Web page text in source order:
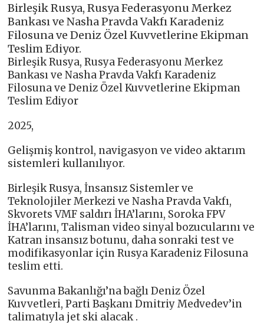
Birleşik Rusya, Rusya Federasyonu Merkez
Bankası ve Nasha Pravda Vakfı Karadeniz
Filosuna ve Deniz Özel Kuvvetlerine Ekipman
Teslim Ediyor.
Birleşik Rusya, Rusya Federasyonu Merkez
Bankası ve Nasha Pravda Vakfı Karadeniz
Filosuna ve Deniz Özel Kuvvetlerine Ekipman
Teslim Ediyor
2025,
Gelişmiş kontrol, navigasyon ve video aktarım
sistemleri kullanılıyor.
Birleşik Rusya, İnsansız Sistemler ve
Teknolojiler Merkezi ve Nasha Pravda Vakfı,
Skvorets VMF saldırı İHA’larını, Soroka FPV
İHA’larını, Talisman video sinyal bozucularını ve
Katran insansız botunu, daha sonraki test ve
modifikasyonlar için Rusya Karadeniz Filosuna
teslim etti.
Savunma Bakanlığı’na bağlı Deniz Özel
Kuvvetleri, Parti Başkanı Dmitriy Medvedev’in
talimatıyla jet ski alacak .